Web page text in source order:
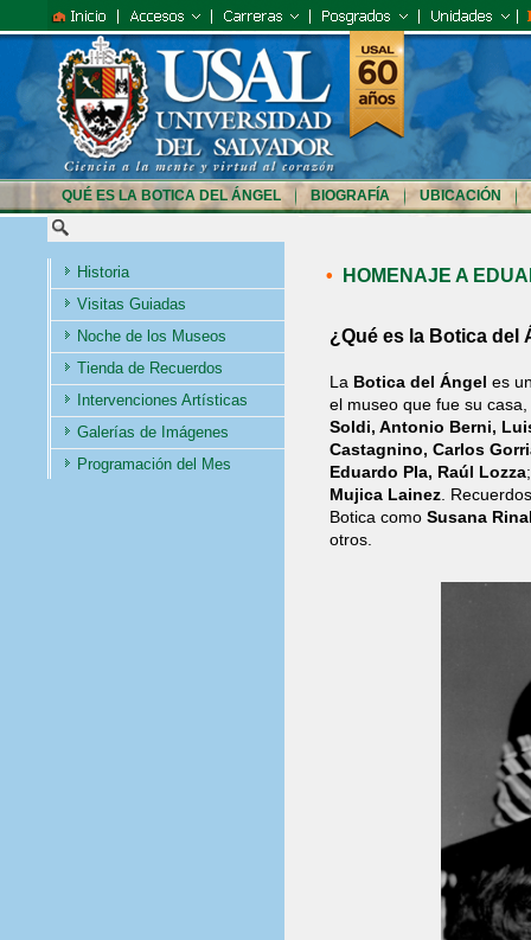
QUÉ ES LA BOTICA DEL ÁNGEL BIOGRAFÍA UBICACIÓN
Historia
Visitas Guiadas
Noche de los Museos
Tienda de Recuerdos
Intervenciones Artísticas
Galerías de Imágenes
Programación del Mes
• HOMENAJE A
¿Qué es la Botica del
La Botica del Ángel es
el museo que fue su
Soldi, Antonio Berni,
Castagnino, Carlos
Eduardo Pla, Raúl Lozza
Mujica Lainez .
Botica como Susana
otros.